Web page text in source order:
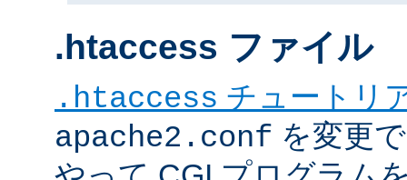
.htaccess ファイル
.htaccess チュートリ
apache2.conf を変更